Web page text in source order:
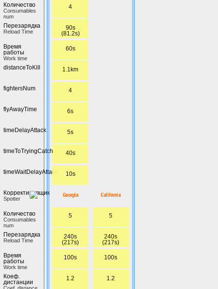
Количество
Сonsumables
num
Перезарядка
Reload Time
Время
работы
Work time
distanceToKill
fightersNum
flyAwayTime
timeDelayAttack
timeToTryingCatch
timeWaitDelayAttack
Корректировщик
Spotter
Количество
Сonsumables
num
Перезарядка
Reload Time
Время
работы
Work time
Коеф.
дистанции
4
90s
(81.2s)
60s
1.1km
4
6s
5s
40s
10s
Georgia
5
240s
(217s)
100s
1.2
California
5
240s
(217s)
100s
1.2